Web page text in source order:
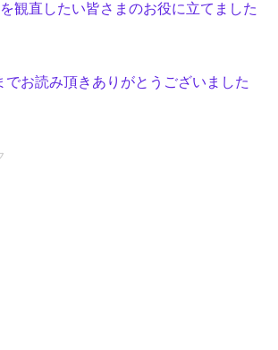
観直したい皆さまのお役に立てました
でお読み頂きありがとうございました